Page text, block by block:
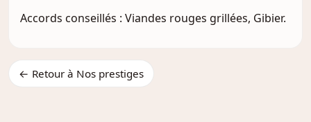
Accords conseillés : Viandes rouges grillées, Gibier.
← Retour à Nos prestiges